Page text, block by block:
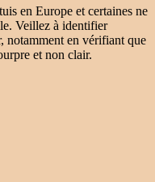
en Europe et certaines ne
Veillez à identifier
notamment en vérifiant que
et non clair.